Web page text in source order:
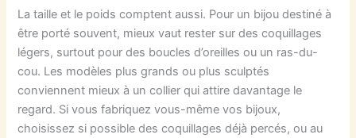
La taille et le poids comptent aussi. Pour un bijou destiné à
être porté souvent, mieux vaut rester sur des coquillages
légers, surtout pour des boucles d’oreilles ou un ras-du-
cou. Les modèles plus grands ou plus sculptés
conviennent mieux à un collier qui attire davantage le
regard. Si vous fabriquez vous-même vos bijoux,
choisissez si possible des coquillages déjà percés, ou au